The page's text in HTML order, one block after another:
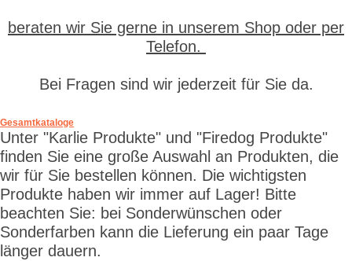
beraten wir Sie gerne in unserem Shop oder per
Telefon.
Bei Fragen sind wir jederzeit für Sie da.
Gesamtkataloge
Unter "Karlie Produkte" und "Firedog Produkte"
finden Sie eine große Auswahl an Produkten, die
wir für Sie bestellen können. Die wichtigsten
Produkte haben wir immer auf Lager! Bitte
beachten Sie: bei Sonderwünschen oder
Sonderfarben kann die Lieferung ein paar Tage
länger dauern.